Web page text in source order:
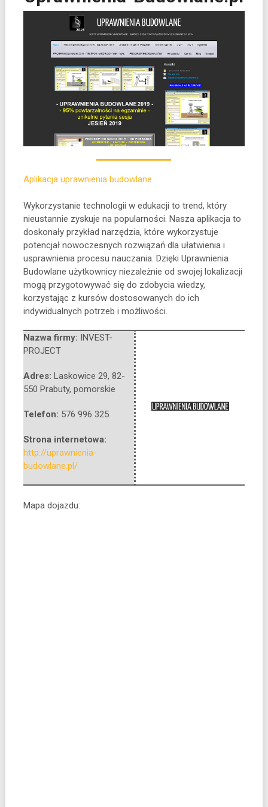
Aplikacja uprawnienia budowlane
Wykorzystanie technologii w edukacji to trend, który
nieustannie zyskuje na popularności. Nasza aplikacja to
doskonały przykład narzędzia, które wykorzystuje
potencjałnowoczesnych rozwiązań dla ułatwienia i
usprawnienia procesu nauczania. Dzięki Uprawnienia
Budowlane użytkownicy niezależnie od swojej lokalizacji
mogą przygotowywać się do zdobycia wiedzy,
korzystając z kursów dostosowanych do ich
indywidualnych potrzeb i możliwości.
Nazwa firmy: INVEST-
PROJECT
Adres: Laskowice 29, 82-
550 Prabuty, pomorskie
Telefon: 576 996 325
Strona internetowa:
http://uprawnienia-
budowlane.pl/
Mapa dojazdu: